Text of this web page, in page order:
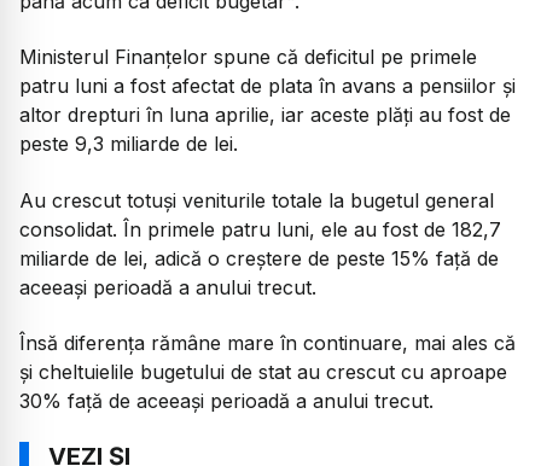
Ministerul Finanțelor spune că deficitul pe primele
patru luni a fost afectat de plata în avans a pensiilor și
altor drepturi în luna aprilie, iar aceste plăți au fost de
peste 9,3 miliarde de lei.
Au crescut totuși veniturile totale la bugetul general
consolidat. În primele patru luni, ele au fost de 182,7
miliarde de lei, adică o creștere de peste 15% față de
aceeași perioadă a anului trecut.
Însă diferența rămâne mare în continuare, mai ales că
și cheltuielile bugetului de stat au crescut cu aproape
30% față de aceeași perioadă a anului trecut.